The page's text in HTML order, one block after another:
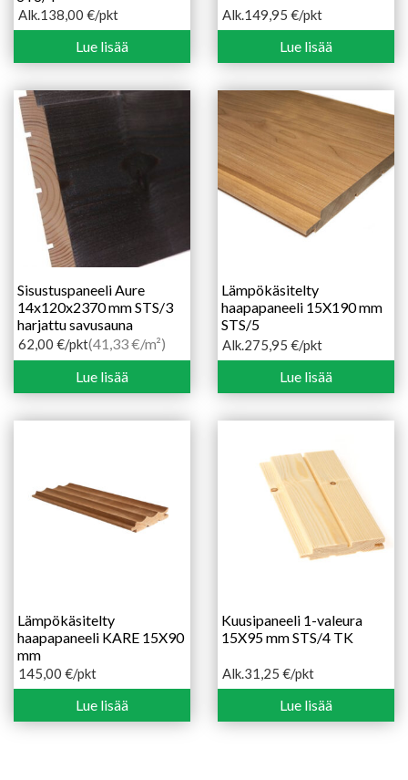
Alk.138,00 €
Hintaluokka:
-
/pkt
Lue lisää
Alk.149,95 €
Hintaluokka:
-
/pkt
Lue lisää
Sisustuspaneeli Aure
14x120x2370 mm STS/3
harjattu savusauna
62,00 €/pkt(41,33 €/m²)
Lue lisää
Lämpökäsitelty
haapapaneeli 15X190 mm
STS/5
Alk.275,95 €
Hintaluokka:
-
/pkt
Lue lisää
Lämpökäsitelty
haapapaneeli KARE 15X90
mm
145,00 €/pkt
Lue lisää
Kuusipaneeli 1-valeura
15X95 mm STS/4 TK
Alk.31,25 €
Hintaluokka:
-
/pkt
Lue lisää